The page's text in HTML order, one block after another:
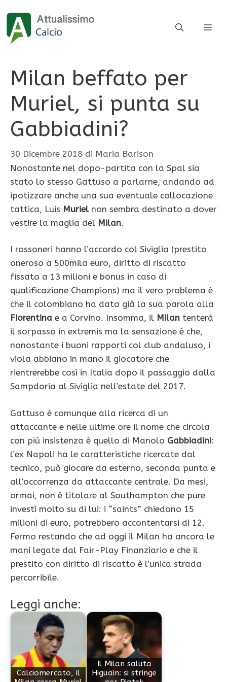
contenuto
Milan beffato per
Muriel, si punta su
Gabbiadini?
30 Dicembre 2018 di Maria Barison
Nonostante nel dopo-partita con la Spal sia
stato lo stesso Gattuso a parlarne, andando ad
ipotizzare anche una sua eventuale collocazione
tattica, Luis Muriel non sembra destinato a dover
vestire la maglia del Milan.
I rossoneri hanno l’accordo col Siviglia (prestito
oneroso a 500mila euro, diritto di riscatto
fissato a 13 milioni e bonus in caso di
qualificazione Champions) ma il vero problema è
che il colombiano ha dato già la sua parola alla
Fiorentina e a Corvino. Insomma, il Milan tenterà
il sorpasso in extremis ma la sensazione è che,
nonostante i buoni rapporti col club andaluso, i
viola abbiano in mano il giocatore che
rientrerebbe così in Italia dopo il passaggio dalla
Sampdoria al Siviglia nell’estate del 2017.
Gattuso è comunque alla ricerca di un
attaccante e nelle ultime ore il nome che circola
con più insistenza è quello di Manolo Gabbiadini:
l’ex Napoli ha le caratteristiche ricercate dal
tecnico, può giocare da esterno, seconda punta e
all’occorrenza da attaccante centrale. Da mesi,
ormai, non è titolare al Southampton che pure
investì molto su di lui: i “saints” chiedono 15
milioni di euro, potrebbero accontentarsi di 12.
Fermo restando che ad oggi il Milan ha ancora le
mani legate dal Fair-Play Finanziario e che il
prestito con diritto di riscatto è l’unica strada
percorribile.
Leggi anche:
Calciomercato, il
Il Milan saluta
Higuain: si stringe